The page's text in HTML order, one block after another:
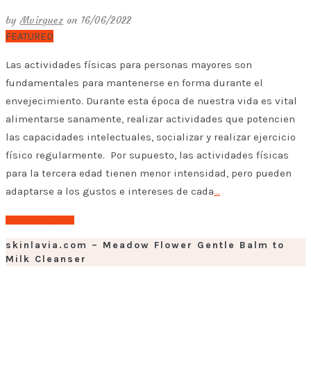
byMvirguez on 16/06/2022
FEATURED
Las actividades físicas para personas mayores son
fundamentales para mantenerse en forma durante el
envejecimiento. Durante esta época de nuestra vida es vital
alimentarse sanamente, realizar actividades que potencien
las capacidades intelectuales, socializar y realizar ejercicio
físico regularmente. Por supuesto, las actividades físicas
para la tercera edad tienen menor intensidad, pero pueden
adaptarse a los gustos e intereses de cada…
skinlavia.com – Meadow Flower Gentle Balm to
Milk Cleanser